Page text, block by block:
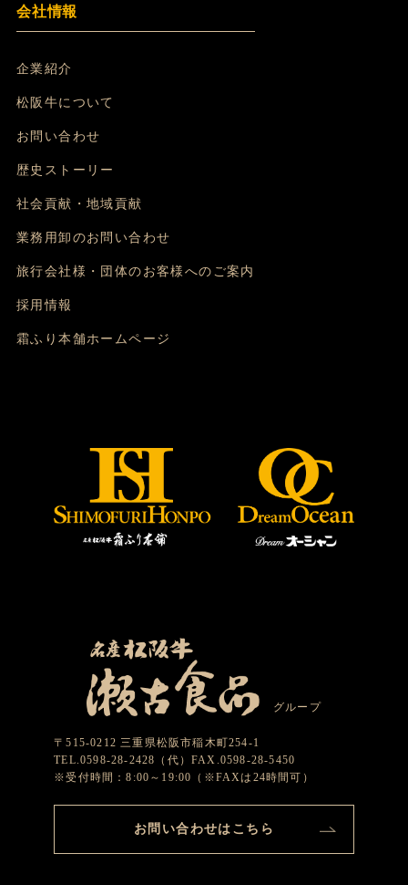
会社情報
企業紹介
松阪牛について
お問い合わせ
歴史ストーリー
社会貢献・地域貢献
業務用卸のお問い合わせ
旅行会社様・団体のお客様へのご案内
採用情報
霜ふり本舗ホームページ
グループ
〒515-0212 三重県松阪市稲木町254-1
TEL.0598-28-2428（代）FAX.0598-28-5450
※受付時間：8:00～19:00（※FAXは24時間可）
お問い合わせはこちら